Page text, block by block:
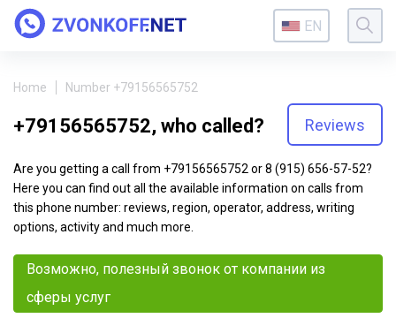
EN
Home Number +79156565752
+79156565752, who called? Reviews
Are you getting a call from +79156565752 or 8 (915) 656-57-52?
Here you can find out all the available information on calls from
this phone number: reviews, region, operator, address, writing
options, activity and much more.
Возможно, полезный звонок от компании из
сферы услуг